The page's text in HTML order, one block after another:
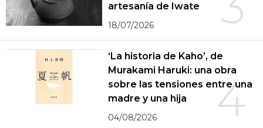
artesanía de Iwate
18/07/2026
4
‘La historia de Kaho’, de
Murakami Haruki: una obra
sobre las tensiones entre una
madre y una hija
04/08/2026